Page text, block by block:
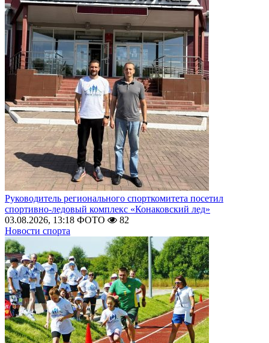
Руководитель регионального спорткомитета посетил
спортивно-ледовый комплекс «Конаковский лед»
03.08.2026, 13:18 ФОТО
82
Новости спорта